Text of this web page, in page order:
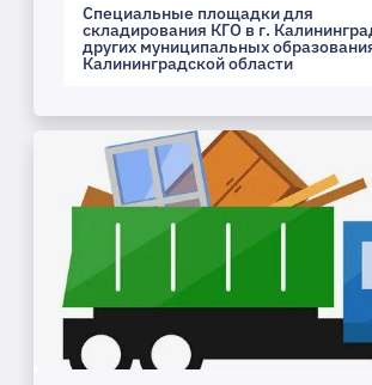
Специальные площадки для
складирования КГО в г.
других муниципальных
Калининградской области